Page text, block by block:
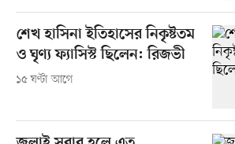
শেখ হাসিনা ইতিহাসের নিকৃষ্টতম
ও ঘৃণ্য ফ্যাসিস্ট ছিলেন: রিজভী
১৫ ঘণ্টা আগে